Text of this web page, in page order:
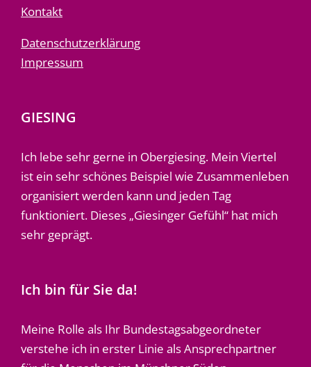
Kontakt
Datenschutzerklärung
Impressum
GIESING
Ich lebe sehr gerne in Obergiesing. Mein Viertel
ist ein sehr schönes Beispiel wie Zusammenleben
organisiert werden kann und jeden Tag
funktioniert. Dieses „Giesinger Gefühl“ hat mich
sehr geprägt.
Ich bin für Sie da!
Meine Rolle als Ihr Bundestagsabgeordneter
verstehe ich in erster Linie als Ansprechpartner